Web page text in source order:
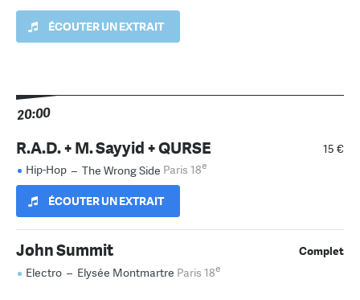
ÉCOUTER UN EXTRAIT
20:00
15 €
R.A.D. + M. Sayyid + QURSE
Hip-Hop – The Wrong Side Paris 18e
ÉCOUTER UN EXTRAIT
Complet
John Summit
Electro – Elysée Montmartre Paris 18e